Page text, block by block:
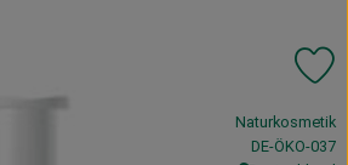
, Verband:
Naturkosmetik
,DE-ÖKO-037